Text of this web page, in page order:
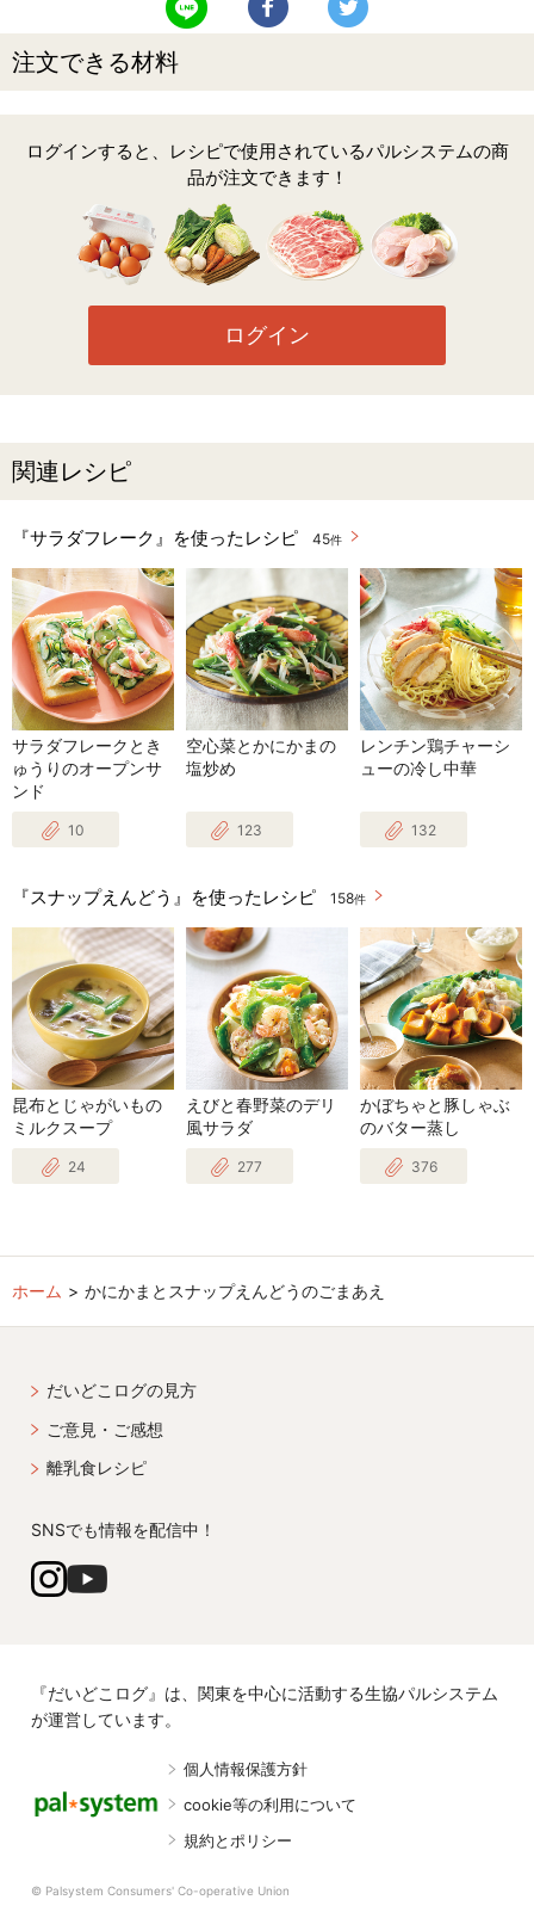
注文できる材料
ログインすると、レシピで使用されているパルシステムの商
品が注文できます！
ログイン
関連レシピ
『サラダフレーク』を使ったレシピ 45件
サラダフレークとき
ゅうりのオープンサ
ンド
10
空心菜とかにかまの
塩炒め
123
レンチン鶏チャーシ
ューの冷し中華
132
『スナップえんどう』を使ったレシピ 158件
昆布とじゃがいもの
ミルクスープ
24
えびと春野菜のデリ
風サラダ
277
かぼちゃと豚しゃぶ
のバター蒸し
376
ホーム かにかまとスナップえんどうのごまあえ
だいどこログの見方
ご意見・ご感想
離乳食レシピ
SNSでも情報を配信中！
『だいどこログ』は、関東を中心に活動する生協パルシステム
が運営しています。
個人情報保護方針
cookie等の利用について
規約とポリシー
© Palsystem Consumers' Co-operative Union